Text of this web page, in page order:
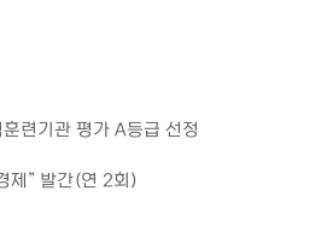
련기관 평가 A등급 선정
제” 발간(연 2회)